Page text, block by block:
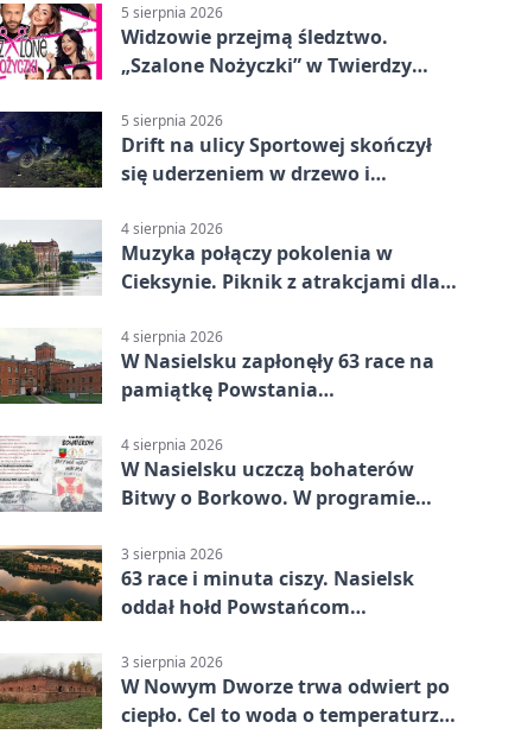
5 sierpnia 2026
Widzowie przejmą śledztwo.
„Szalone Nożyczki” w Twierdzy
5 sierpnia 2026
Drift na ulicy Sportowej skończył
się uderzeniem w drzewo i
4 sierpnia 2026
Muzyka połączy pokolenia w
Cieksynie. Piknik z atrakcjami dla
4 sierpnia 2026
W Nasielsku zapłonęły 63 race na
pamiątkę Powstania
4 sierpnia 2026
W Nasielsku uczczą bohaterów
Bitwy o Borkowo. W programie
3 sierpnia 2026
63 race i minuta ciszy. Nasielsk
oddał hołd Powstańcom
3 sierpnia 2026
W Nowym Dworze trwa odwiert po
ciepło. Cel to woda o temperaturze